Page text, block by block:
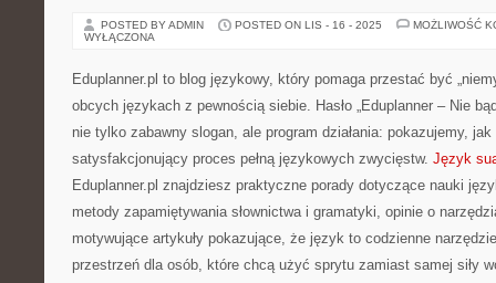
POSTED BY ADMIN POSTED ON LIS - 16 - 2025
MOŻLIWOŚĆ
WYŁĄCZONA
Eduplanner.pl to blog językowy, który pomaga przestać być
obcych językach z pewnością siebie. Hasło „Eduplanner – Nie
nie tylko zabawny slogan, ale program działania: pokazujemy,
satysfakcjonujący proces pełną językowych zwycięstw. Język
Eduplanner.pl znajdziesz praktyczne porady dotyczące nauki
metody zapamiętywania słownictwa i gramatyki, opinie o
motywujące artykuły pokazujące, że język to codzienne
przestrzeń dla osób, które chcą użyć sprytu zamiast samej siły